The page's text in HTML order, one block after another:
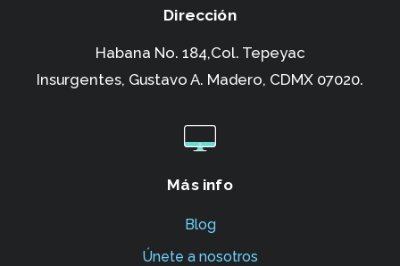
Dirección
Habana No. 184,Col. Tepeyac
Insurgentes, Gustavo A. Madero, CDMX 07020.
Más info
Blog
Únete a nosotros